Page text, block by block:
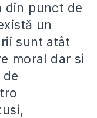
din punct de
un
sunt atât
moral dar si